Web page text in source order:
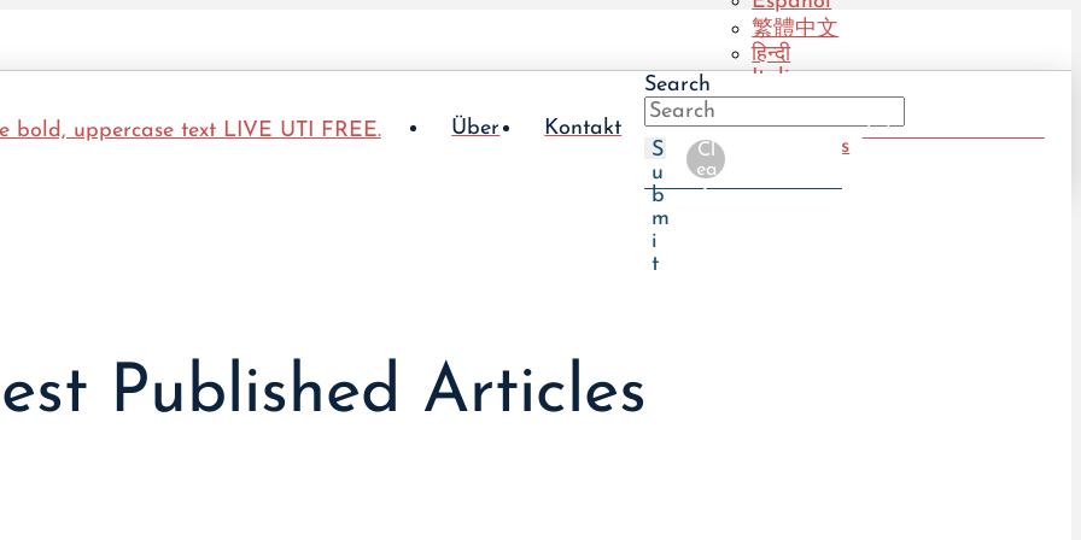
繁體中文
हिन्दी
Italiano
Português
(BR)
Português
Über Kontakt
Search
S
u
b
m
i
t
Cl
ea
r
Take The UTI Quiz
Published Articles